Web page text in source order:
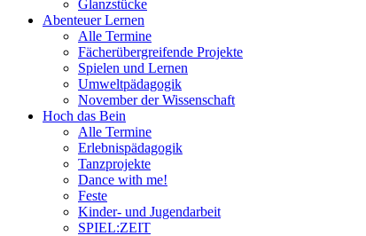
Glanzstücke
Abenteuer Lernen
Alle Termine
Fächerübergreifende Projekte
Spielen und Lernen
Umweltpädagogik
November der Wissenschaft
Hoch das Bein
Alle Termine
Erlebnispädagogik
Tanzprojekte
Dance with me!
Feste
Kinder- und Jugendarbeit
SPIEL:ZEIT